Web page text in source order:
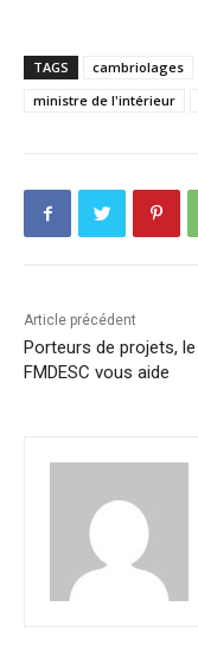
TAGS cambriolages
ministre de l'intérieur
Article précédent
Porteurs de projets, le
FMDESC vous aide